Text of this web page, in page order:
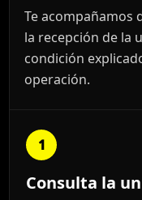
Te acompañamos
la recepción de la
condición
operación.
1
Consulta la